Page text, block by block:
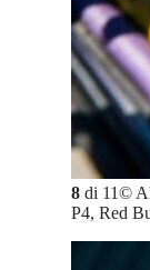
8 di 11©
P4, Red